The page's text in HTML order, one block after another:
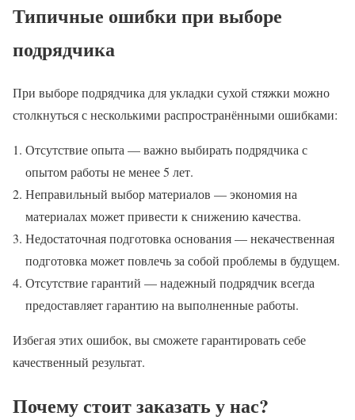
Типичные ошибки при выборе
подрядчика
При выборе подрядчика для укладки сухой стяжки можно
столкнуться с несколькими распространёнными ошибками:
Отсутствие опыта — важно выбирать подрядчика с
опытом работы не менее 5 лет.
Неправильный выбор материалов — экономия на
материалах может привести к снижению качества.
Недостаточная подготовка основания — некачественная
подготовка может повлечь за собой проблемы в будущем.
Отсутствие гарантий — надежный подрядчик всегда
предоставляет гарантию на выполненные работы.
Избегая этих ошибок, вы сможете гарантировать себе
качественный результат.
Почему стоит заказать у нас?